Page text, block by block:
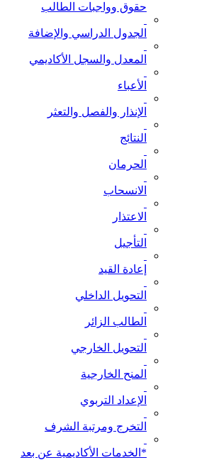
حقوق وواجبات الطالب
الجدول الدراسي والإضافة
المعدل والسجل الأكاديمي
الأعباء
الإنذار والفصل والتعثر
النتائج
الحرمان
الانسحاب
الاعتذار
التأجيل
إعادة القيد
التحويل الداخلي
الطالب الزائر
التحويل الخارجي
المنح الخارجية
الإعداد التربوي
التخرج ومرتبة الشرف
*الخدمات الأكاديمية عن بعد